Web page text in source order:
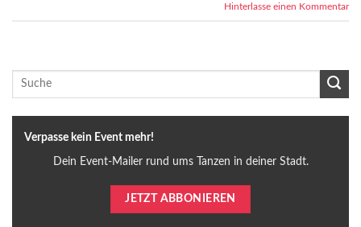
Hinterlasse einen Kommentar
Verpasse kein Event mehr!
Dein Event-Mailer rund ums Tanzen in deiner Stadt.
JETZT ABBONIEREN